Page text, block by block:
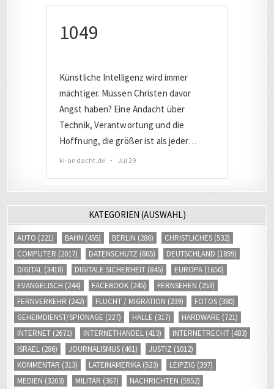
AUTO(221) BAHN(455) BERLIN(280) CHRISTLICHES(532)
COMPUTER
(2017) DATENSCHUTZ (805) DEUTSCHLAND(1899)
DIGITAL (3418) DIGITALE SICHERHEIT(845) EUROPA(1650)
EVANGELISCH (244) FACEBOOK(245) FERNSEHEN(253)
FERNVERKEHR(242) FLUCHT / MIGRATION(239) FOTOS
GEHEIMDIENST/SPIONAGE(227) HALLE (317) HARDWARE(721)
INTERNET(2671) INTERNETHANDEL(413) INTERNETRECHT(483)
ISRAEL(286) JOURNALISMUS(461) JUSTIZ
(1012)
KOMMENTAR
(313) LATEINAMERIKA (523) LEIPZIG
MEDIEN(3203) MILITÄR(367) NACHRICHTEN(5952)
NAHVERKEHR(245) POLITIK (2797) RADIOBEITRÄGE